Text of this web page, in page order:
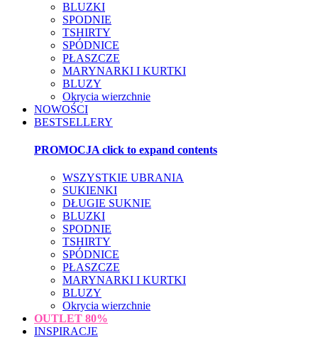
BLUZKI
SPODNIE
TSHIRTY
SPÓDNICE
PŁASZCZE
MARYNARKI I KURTKI
BLUZY
Okrycia wierzchnie
NOWOŚCI
BESTSELLERY
PROMOCJA click to expand contents
WSZYSTKIE UBRANIA
SUKIENKI
DŁUGIE SUKNIE
BLUZKI
SPODNIE
TSHIRTY
SPÓDNICE
PŁASZCZE
MARYNARKI I KURTKI
BLUZY
Okrycia wierzchnie
OUTLET 80%
INSPIRACJE